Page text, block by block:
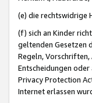
(e) die rechtswidrige
(f) sich an Kinder
geltenden Gesetzen
Regeln, Vorschriften,
Entscheidungen
Privacy Protection
Internet erlassen